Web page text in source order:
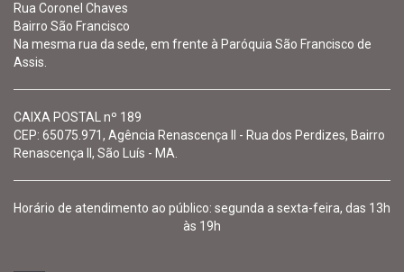
Rua Coronel Chaves
Bairro São Francisco
Na mesma rua da sede, em frente à Paróquia São Francisco de
Assis.
CAIXA POSTAL nº 189
CEP: 65075.971, Agência Renascença II - Rua dos Perdizes, Bairro
Renascença II, São Luís - MA.
Horário de atendimento ao público: segunda a sexta-feira, das 13h
às 19h